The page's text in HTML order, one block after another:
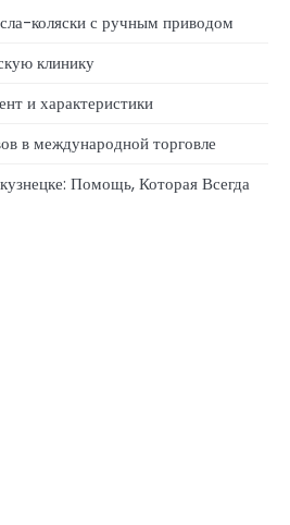
коляски с ручным приводом
клинику
и характеристики
в международной торговле
Помощь, Которая Всегда